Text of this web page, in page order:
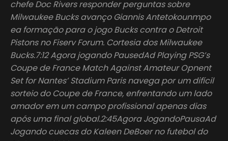
chefe Doc Rivers responder perguntas sobre
Milwaukee Bucks avanço Giannis Antetokounmpo
ea formação para o jogo Bucks contra o Detroit
Pistons no Fiserv Forum. Cortesia dos Milwaukee
Bucks.7:12 Agora jogando PausedAd Playing PSG’s
Coupe de France Match Against Amateur Opnent
Set for Nantes’ Stadium Paris navega por um difícil
sorteio do Coupe de France, enfrentando um lado
amador em um campo profissional apenas dias
após uma final global.2:45Agora JogandoPausaAd
Jogando cuecas do Kaleen DeBoer no futebol do